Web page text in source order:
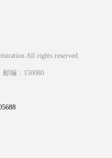
All rights reserved.
编：150080